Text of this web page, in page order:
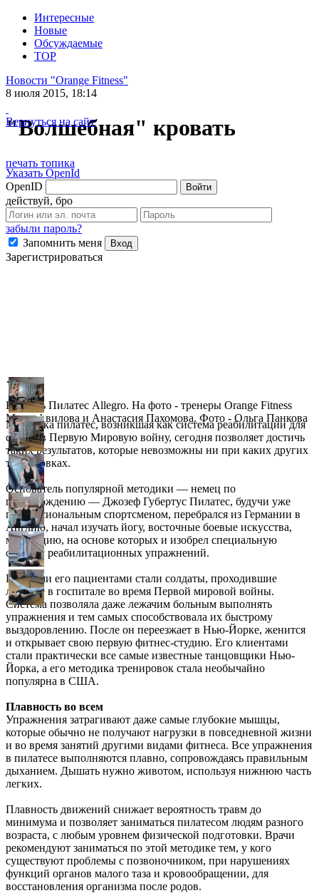
Вернуться на сайт
Указать OpenId
OpenID
Войти
действуй, бро
забыли пароль?
Запомнить меня
Вход
Зарегистрироваться
Интересные
Новые
Обсуждаемые
TOP
Новости "Orange Fitness"
8 июля 2015, 18:14
"Волшебная" кровать
печать топика
◀▶
Кровать Пилатес Allegro. На фото - тренеры Orange Fitness
Маша Авилова и Анастасия Пахомова. Фото - Ольга Панкова
Методика пилатес, возникшая как система реабилитации для
солдат в Первую Мировую войну, сегодня позволяет достичь
таких результатов, которые невозможны ни при каких других
тренировках.
Основатель популярной методики — немец по
происхождению — Джозеф Губертус Пилатес, будучи уже
профессиональным спортсменом, перебрался из Германии в
Англию, начал изучать йогу, восточные боевые искусства,
медитацию, на основе которых и изобрел специальную
систему реабилитационных упражнений.
Первыми его пациентами стали солдаты, проходившие
лечение в госпитале во время Первой мировой войны.
Система позволяла даже лежачим больным выполнять
упражнения и тем самых способствовала их быстрому
выздоровлению. После он переезжает в Нью-Йорке, женится
и открывает свою первую фитнес-студию. Его клиентами
стали практически все самые известные танцовщики Нью-
Йорка, а его методика тренировок стала необычайно
популярна в США.
Плавность во всем
Упражнения затрагивают даже самые глубокие мышцы,
которые обычно не получают нагрузки в повседневной жизни
и во время занятий другими видами фитнеса. Все упражнения
в пилатесе выполняются плавно, сопровождаясь правильным
дыханием. Дышать нужно животом, используя нижнюю часть
легких.
Плавность движений снижает вероятность травм до
минимума и позволяет заниматься пилатесом людям разного
возраста, с любым уровнем физической подготовки. Врачи
рекомендуют заниматься по этой методике тем, у кого
существуют проблемы с позвоночником, при нарушениях
функций органов малого таза и кровообращении, для
восстановления организма после родов.